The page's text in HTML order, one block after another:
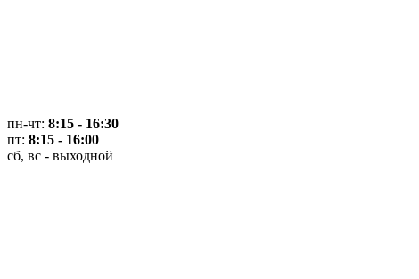
пн-чт: 8:15 - 16:30
пт: 8:15 - 16:00
сб, вс - выходной